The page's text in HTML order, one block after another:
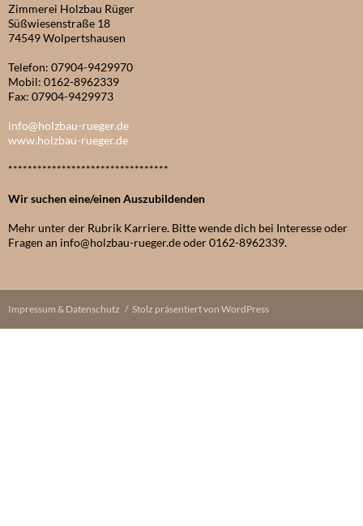
Zimmerei Holzbau Rüger
Süßwiesenstraße 18
74549 Wolpertshausen
Telefon: 07904-9429970
Mobil: 0162-8962339
Fax: 07904-9429973
info@holzbau-rueger.de
www.holzbau-rueger.de
*********************************
Wir suchen eine/einen Auszubildenden
Mehr unter der Rubrik Karriere. Bitte wende dich bei Interesse oder
Fragen an info@holzbau-rueger.de oder 0162-8962339.
Impressum & Datenschutz Stolz präsentiert von WordPress